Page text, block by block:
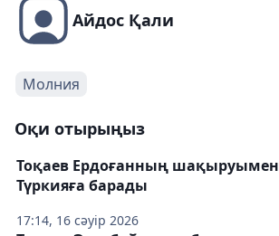
Айдос Қали
Молния
Оқи отырыңыз
17:14, 16 сәуір 2026
Тоқаев Ердоғанның шақыруымен
Түркияға барады